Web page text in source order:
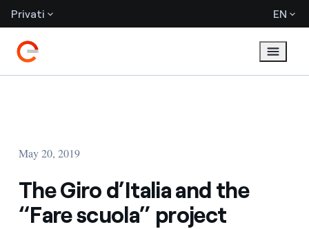
Privati EN
May 20, 2019
The Giro d’Italia and the
“Fare scuola” project